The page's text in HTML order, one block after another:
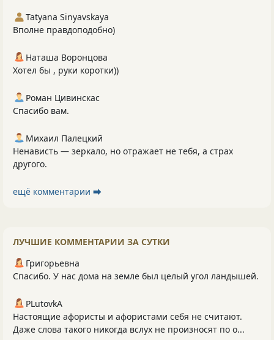
Tatyana Sinyavskaya
Вполне правдоподобно)
Наташа Воронцова
Хотел бы , руки коротки))
Роман Цивинскас
Спасибо вам.
Михаил Палецкий
Ненависть — зеркало, но отражает не тебя, а страх
другого.
ещё комментарии ⮕
ЛУЧШИЕ КОММЕНТАРИИ ЗА СУТКИ
Григорьевна
Спасибо. У нас дома на земле был целый угол ландышей.
PLutоvkА
Настоящие афористы и афористами себя не считают.
Даже слова такого никогда вслух не произносят по о...